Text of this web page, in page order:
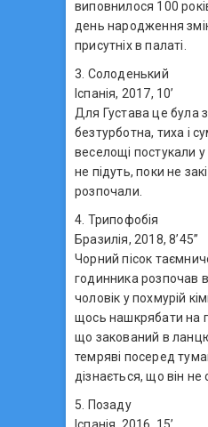
виповнилося 100
день народження
присутніх в палаті.
3. Солоденький
Іспанія, 2017, 10’
Для Густава це була
безтурботна, тиха і
веселощі постукали у
не підуть, поки не
розпочали.
4. Трипофобія
Бразилія, 2018, 8’45’’
Чорний пісок
годинника розпочав
чоловік у похмурій
щось нашкрябати на
що закований в
темряві посеред
дізнається, що він не
5. Позаду